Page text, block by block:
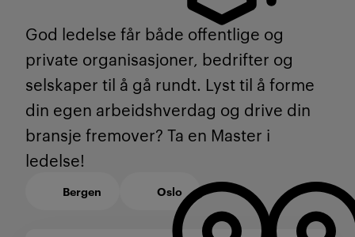
God ledelse får både offentlige og
private organisasjoner, bedrifter og
selskaper til å gå rundt. Lyst til å forme
din egen arbeidshverdag og drive din
bransje fremover? Ta en Master i
ledelse!
Bergen Oslo